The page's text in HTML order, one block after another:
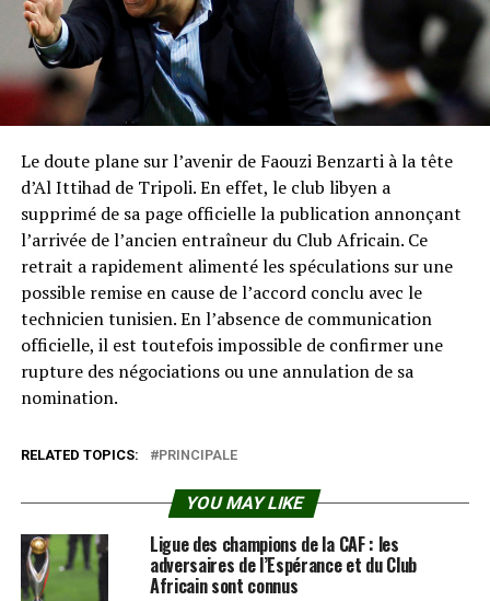
Le doute plane sur l’avenir de Faouzi Benzarti à la tête
d’Al Ittihad de Tripoli. En effet, le club libyen a
supprimé de sa page officielle la publication annonçant
l’arrivée de l’ancien entraîneur du Club Africain. Ce
retrait a rapidement alimenté les spéculations sur une
possible remise en cause de l’accord conclu avec le
technicien tunisien. En l’absence de communication
officielle, il est toutefois impossible de confirmer une
rupture des négociations ou une annulation de sa
nomination.
RELATED TOPICS: PRINCIPALE
YOU MAY LIKE
Ligue des champions de la CAF : les
adversaires de l’Espérance et du Club
Africain sont connus